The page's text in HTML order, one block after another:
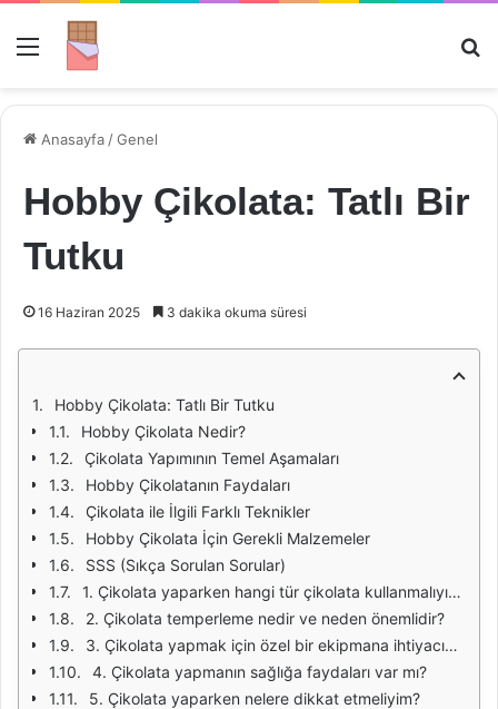
Menü
Anasayfa /Genel
Hobby Çikolata: Tatlı Bir
Tutku
16 Haziran 2025 3 dakika okuma süresi
Hobby Çikolata: Tatlı Bir Tutku
Hobby Çikolata Nedir?
Çikolata Yapımının Temel Aşamaları
Hobby Çikolatanın Faydaları
Çikolata ile İlgili Farklı Teknikler
Hobby Çikolata İçin Gerekli Malzemeler
SSS (Sıkça Sorulan Sorular)
1. Çikolata yaparken hangi tür çikolata kullanmalıyım?
2. Çikolata temperleme nedir ve neden önemlidir?
3. Çikolata yapmak için özel bir ekipmana ihtiyacım var mı?
4. Çikolata yapmanın sağlığa faydaları var mı?
5. Çikolata yaparken nelere dikkat etmeliyim?